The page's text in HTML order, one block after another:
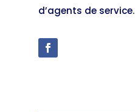
d’agents de service.